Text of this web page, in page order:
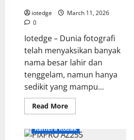
Flagship
iotedge
March 11, 2026
0
Iotedge – Dunia fotografi
telah menyaksikan banyak
nama besar lahir dan
tenggelam, namun hanya
sedikit yang mampu...
Read MoreRead
more
Olympus
Kamera Kodak